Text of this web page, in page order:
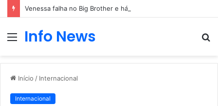
Venessa falha no Big Brother e há nova sanção coletivas
Menu
Info News
Início / Internacional
Internacional